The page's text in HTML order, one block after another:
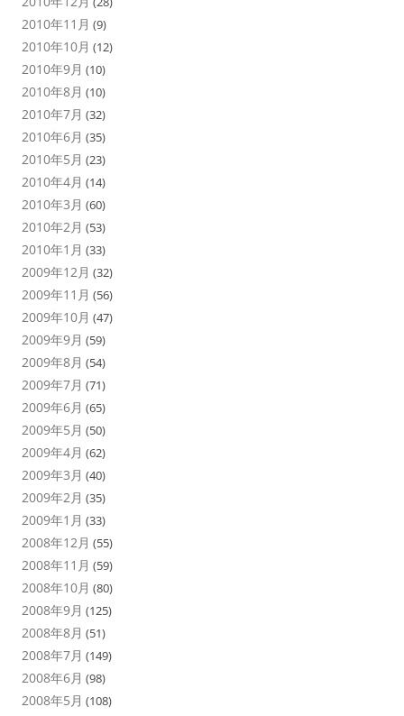
2010年11月 (9)
2010年10月 (12)
2010年9月 (10)
2010年8月 (10)
2010年7月 (32)
2010年6月 (35)
2010年5月 (23)
2010年4月 (14)
2010年3月 (60)
2010年2月 (53)
2010年1月 (33)
2009年12月 (32)
2009年11月 (56)
2009年10月 (47)
2009年9月 (59)
2009年8月 (54)
2009年7月 (71)
2009年6月 (65)
2009年5月 (50)
2009年4月 (62)
2009年3月 (40)
2009年2月 (35)
2009年1月 (33)
2008年12月 (55)
2008年11月 (59)
2008年10月 (80)
2008年9月 (125)
2008年8月 (51)
2008年7月 (149)
2008年6月 (98)
2008年5月 (108)